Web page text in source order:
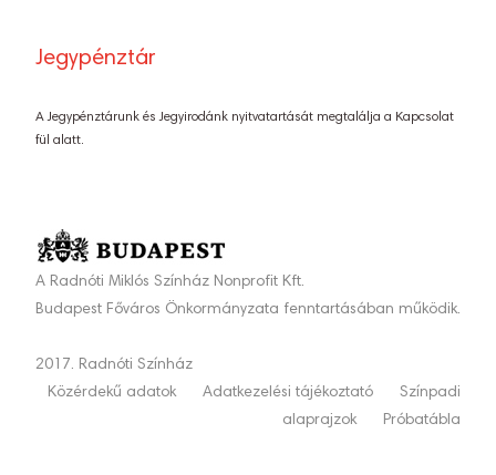
Jegypénztár
A Jegypénztárunk és Jegyirodánk nyitvatartását megtalálja a Kapcsolat
fül alatt.
A Radnóti Miklós Színház Nonprofit Kft.
Budapest Főváros Önkormányzata fenntartásában működik.
2017. Radnóti Színház
Közérdekű adatok
Adatkezelési tájékoztató
Színpadi
alaprajzok
Próbatábla